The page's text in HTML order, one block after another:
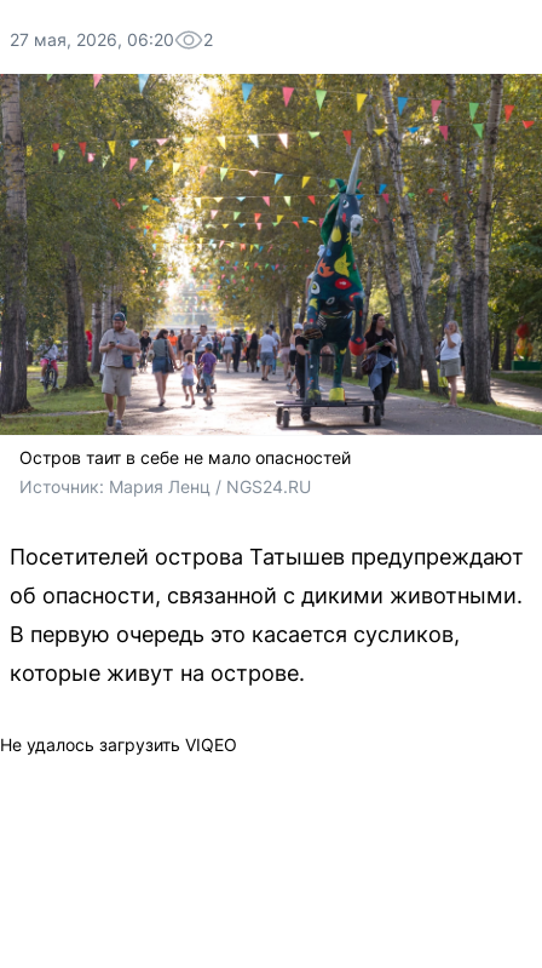
27 мая, 2026, 06:20 2
Остров таит в себе не мало опасностей
Источник: Мария Ленц / NGS24.RU
Посетителей острова Татышев предупреждают
об опасности, связанной с дикими животными.
В первую очередь это касается сусликов,
которые живут на острове.
Не удалось загрузить VIQEO